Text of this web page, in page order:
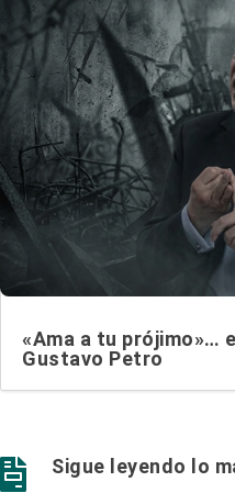
«Ama a tu prójimo»…
Gustavo Petro
 Sigue leyendo lo